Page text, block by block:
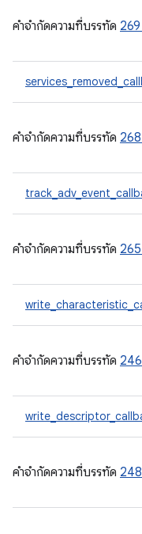
คําจํากัดความที่บรรทัด 269
คําจํากัดความที่บรรทัด 268
คําจํากัดความที่บรรทัด 265
คําจํากัดความที่บรรทัด 246
คําจํากัดความที่บรรทัด 248